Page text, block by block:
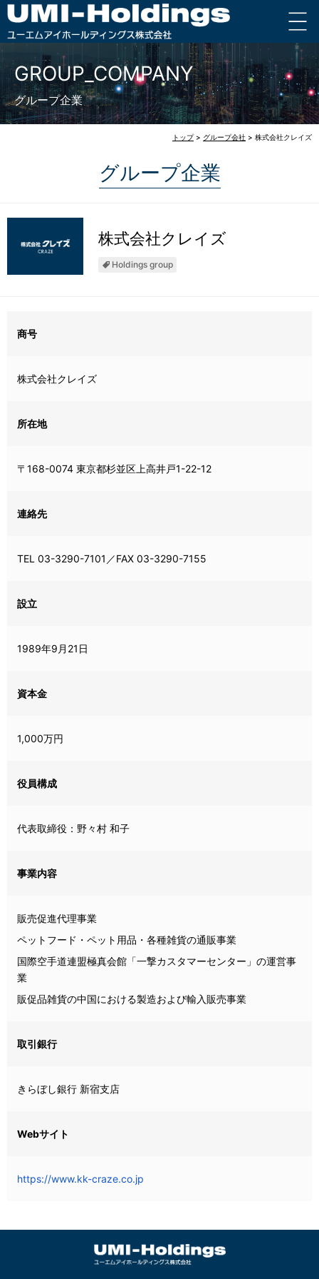
グループ企業
GROUP_COMPANY
トップ> グループ会社 > 株式会社クレイズ
グループ企業
株式会社クレイズ
Holdings group
商号
株式会社クレイズ
所在地
〒168-0074 東京都杉並区上高井戸1-22-12
連絡先
TEL 03-3290-7101／FAX 03-3290-7155
設立
1989年9月21日
資本金
1,000万円
役員構成
代表取締役：野々村 和子
事業内容
販売促進代理事業
ペットフード・ペット用品・各種雑貨の通販事業
国際空手道連盟極真会館「一撃カスタマーセンター」の運営事
業
販促品雑貨の中国における製造および輸入販売事業
取引銀行
きらぼし銀行 新宿支店
Webサイト
https://www.kk-craze.co.jp